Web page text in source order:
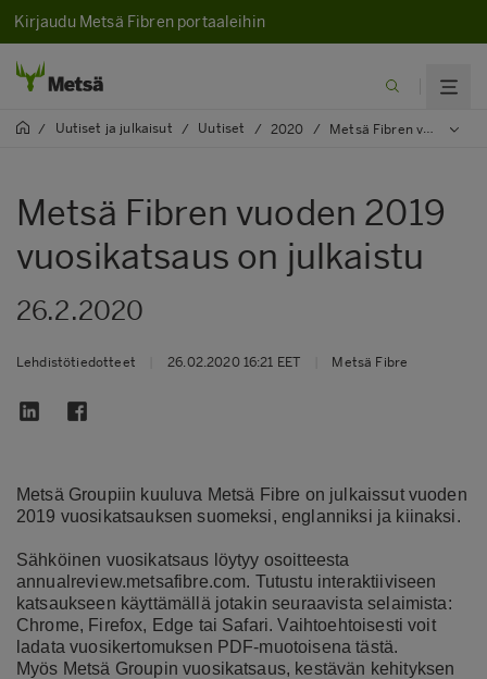
Kirjaudu Metsä Fibren portaaleihin
/ Uutiset ja julkaisut / Uutiset / 2020 / Metsä Fibren vuoden 2019 vuosikatsaus on julkaistu
Metsä Fibren vuoden 2019
vuosikatsaus on julkaistu
26.2.2020
Lehdistötiedotteet 26.02.2020 16:21 EET Metsä Fibre
Metsä Groupiin kuuluva Metsä Fibre on julkaissut vuoden
2019 vuosikatsauksen suomeksi, englanniksi ja kiinaksi.
Sähköinen vuosikatsaus löytyy osoitteesta
annualreview.metsafibre.com. Tutustu interaktiiviseen
katsaukseen käyttämällä jotakin seuraavista selaimista:
Chrome, Firefox, Edge tai Safari. Vaihtoehtoisesti voit
ladata vuosikertomuksen PDF-muotoisenatästä.
Myös Metsä Groupin vuosikatsaus, kestävän kehityksen